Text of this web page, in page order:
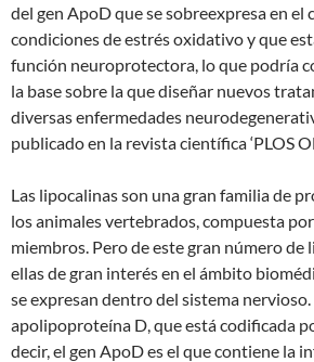
del gen ApoD que se sobreexpresa en el
condiciones de estrés oxidativo y que
función neuroprotectora, lo que podría
la base sobre la que diseñar nuevos
diversas enfermedades
publicado en la revista científica ‘PLOS
Las lipocalinas son una gran familia de
los animales vertebrados, compuesta
miembros. Pero de este gran número de
ellas de gran interés en el ámbito
se expresan dentro del sistema nervioso.
apolipoproteína D, que está codificada
decir, el gen ApoD es el que contiene la